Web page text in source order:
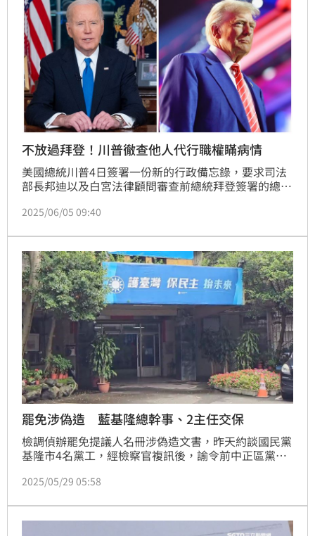
不放過拜登！川普徹查他人代行職權瞞病情
美國總統川普4日簽署一份新的行政備忘錄，要求司法
部長邦迪以及白宮法律顧問審查前總統拜登簽署的總統
簽名筆（autopen）的政策文件，包括赦免令、行政命
士向CNN透露，川普過去幾個星期以來，即虎視眈眈想
要針對拜登使用自動簽名筆的行為下手，川普還私下向
高層官員表示他認為這件事應該被調查。
2025/06/05 09:40
罷免涉偽造 藍基隆總幹事、2主任交保
檢調偵辦罷免提議人名冊涉偽造文書，昨天約談國民黨
基隆市4名黨工，經檢察官複訊後，諭令前中正區黨部
保，黨部一組總幹事蕭壯峰10萬元交保。
2025/05/29 05:58